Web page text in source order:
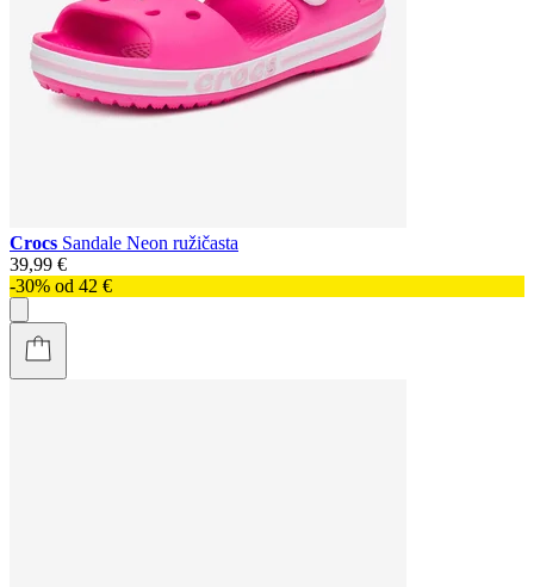
Crocs Sandale Neon ružičasta
39,99 €
-30% od 42 €